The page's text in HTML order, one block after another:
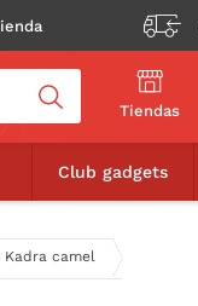
Tiendas
Club gadgets
Kadra camel